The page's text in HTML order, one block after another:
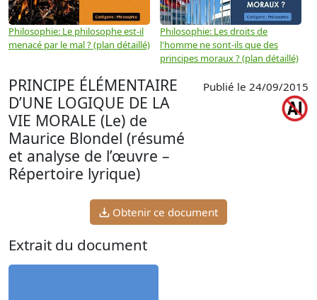
Philosophie: Le philosophe est-il
menacé par le mal ? (plan détaillé)
Philosophie: Les droits de
l'homme ne sont-ils que des
principes moraux ? (plan détaillé)
PRINCIPE ÉLÉMENTAIRE
D’UNE LOGIQUE DE LA
VIE MORALE (Le) de
Maurice Blondel (résumé
et analyse de l’œuvre –
Répertoire lyrique)
Publié le 24/09/2015
Obtenir ce document
Extrait du document